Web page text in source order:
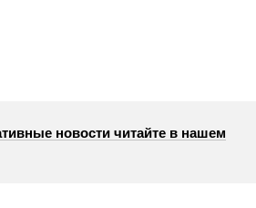
новости читайте в нашем